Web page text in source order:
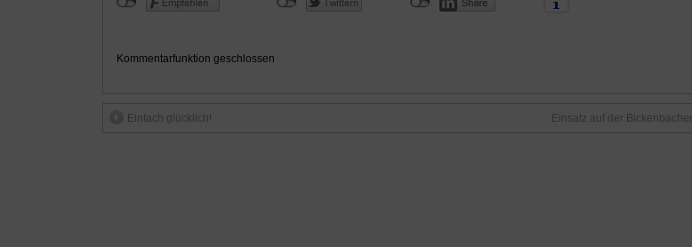
Kommentarfunktion geschlossen
Einfach glücklich! Einsatz auf der